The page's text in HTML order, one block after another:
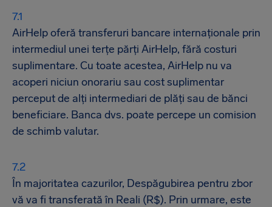
AirHelp oferă transferuri bancare internaționale prin
intermediul unei terțe părți AirHelp, fără costuri
suplimentare. Cu toate acestea, AirHelp nu va
acoperi niciun onorariu sau cost suplimentar
perceput de alți intermediari de plăți sau de bănci
beneficiare. Banca dvs. poate percepe un comision
de schimb valutar.
În majoritatea cazurilor, Despăgubirea pentru zbor
vă va fi transferată în Reali (R$). Prin urmare, este